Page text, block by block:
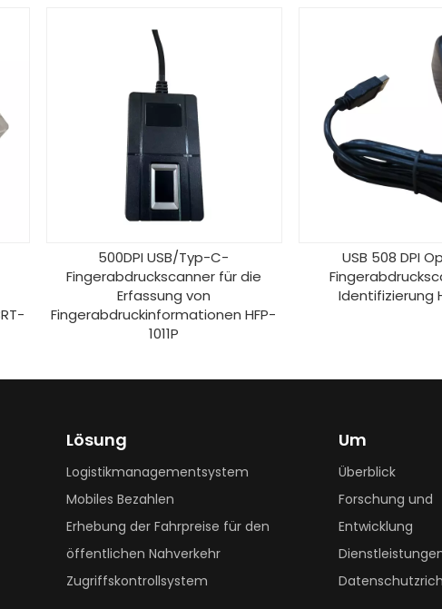
500DPI USB/Typ-C-
Fingerabdruckscanner für die
Erfassung von
Fingerabdruckinformationen HFP-
USB 508 DPI Optischer
Fingerabdruckscanner
Identifizierung HFP-808
Lösung
Logistikmanagementsystem
Mobiles Bezahlen
Erhebung der Fahrpreise für den
öffentlichen Nahverkehr
Zugriffskontrollsystem
Um
Überblick
Forschung und
Entwicklung